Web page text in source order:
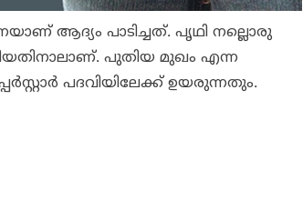
ആദ്യം പാടിച്ചത്. പൃഥി നല്ലൊരു
പുതിയ മുഖം എന്ന
പദവിയിലേക്ക് ഉയരുന്നതും.